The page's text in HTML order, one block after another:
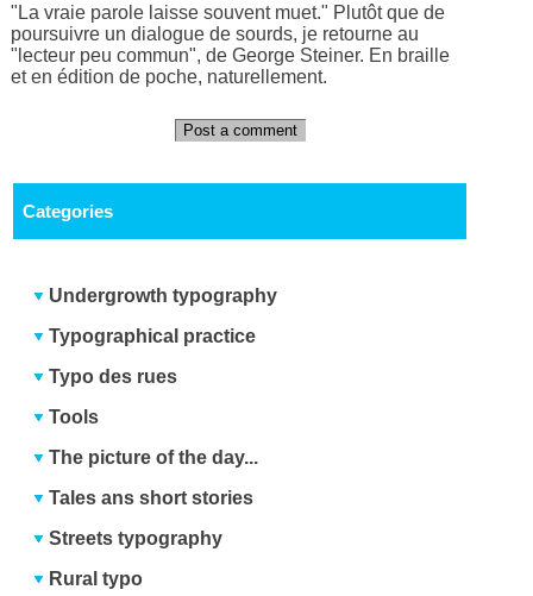
"La vraie parole laisse souvent muet." Plutôt que de
poursuivre un dialogue de sourds, je retourne au
"lecteur peu commun", de George Steiner. En braille
et en édition de poche, naturellement.
Post a comment
Categories
Undergrowth typography
Typographical practice
Typo des rues
Tools
The picture of the day...
Tales ans short stories
Streets typography
Rural typo